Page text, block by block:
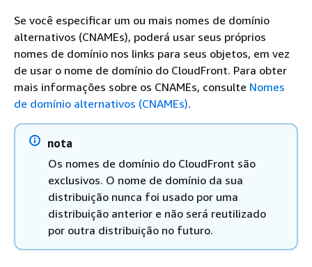
Se você especificar um ou mais nomes de domínio
alternativos (CNAMEs), poderá usar seus próprios
nomes de domínio nos links para seus objetos, em vez
de usar o nome de domínio do CloudFront. Para obter
mais informações sobre os CNAMEs, consulte Nomes
de domínio alternativos (CNAMEs).
nota
Os nomes de domínio do CloudFront são
exclusivos. O nome de domínio da sua
distribuição nunca foi usado por uma
distribuição anterior e não será reutilizado
por outra distribuição no futuro.